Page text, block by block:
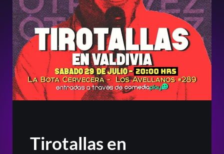
Tirotallas en